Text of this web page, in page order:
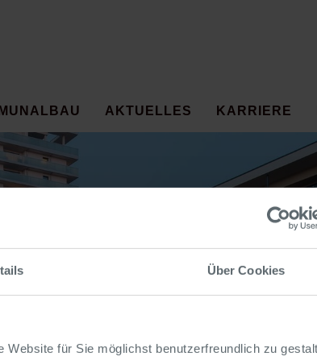
Über Cookies
für Sie möglichst benutzerfreundlich zu
AKTUELLES KARRIERE